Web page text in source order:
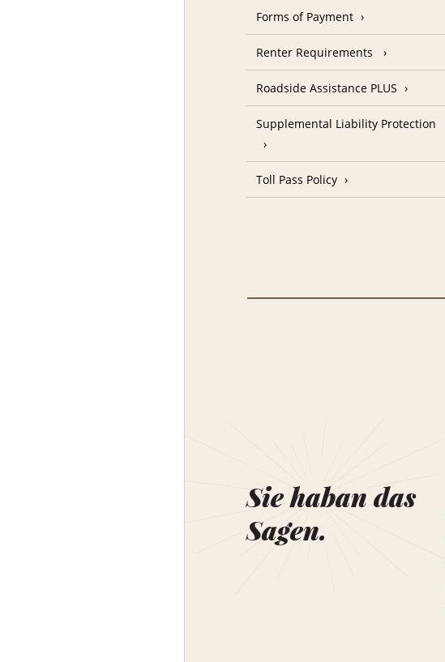
Forms of Payment
Renter Requirements
Roadside Assistance PLUS
Supplemental Liability Protection
Toll Pass Policy
Sie haban das
Sagen.